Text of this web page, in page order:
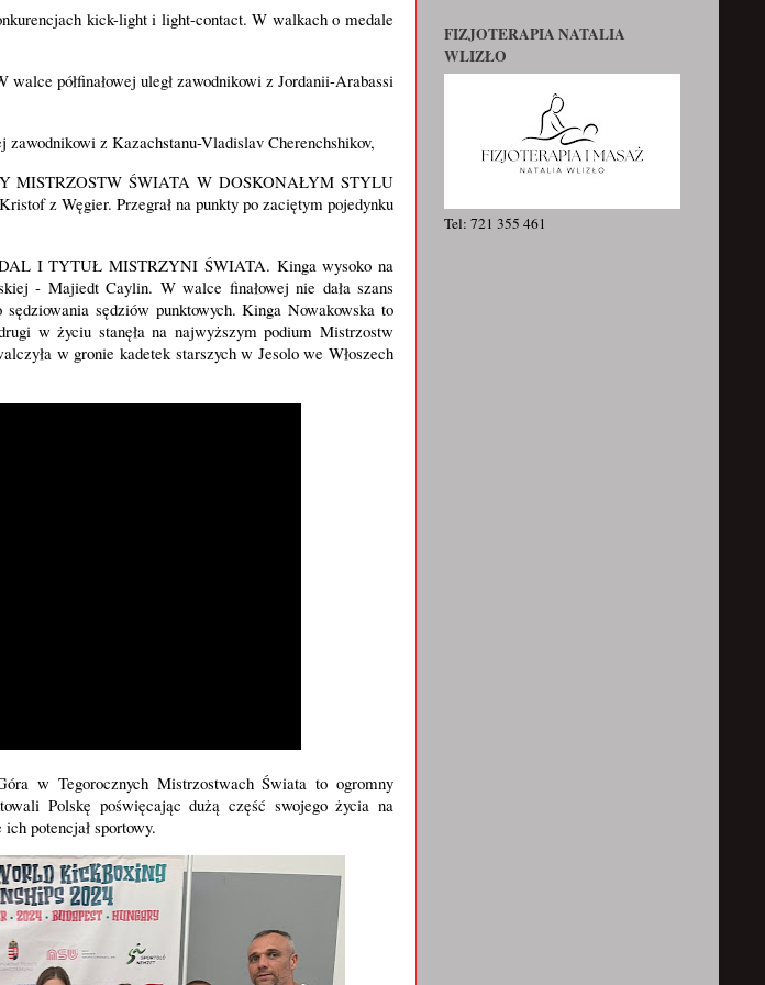
kick-light i light-contact. W walkach o medale
półfinałowej uległ zawodnikowi z Jordanii-Arabassi
zawodnikowi z Kazachstanu-Vladislav Cherenchshikov,
ŚWIATA W DOSKONAŁYM STYLU
z Węgier. Przegrał na punkty po zaciętym pojedynku
I TYTUŁ MISTRZYNI ŚWIATA. Kinga wysoko na
- Majiedt Caylin. W walce finałowej nie dała szans
sędziów punktowych. Kinga Nowakowska to
w życiu stanęła na najwyższym podium Mistrzostw
w gronie kadetek starszych w Jesolo we Włoszech
w Tegorocznych Mistrzostwach Świata to ogromny
Polskę poświęcając dużą część swojego życia na
potencjał sportowy.
FIZJOTERAPIA NATALIA
WLIZŁO
Tel: 721 355 461